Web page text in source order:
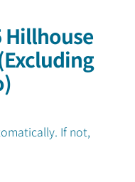
Hillhouse
If not,